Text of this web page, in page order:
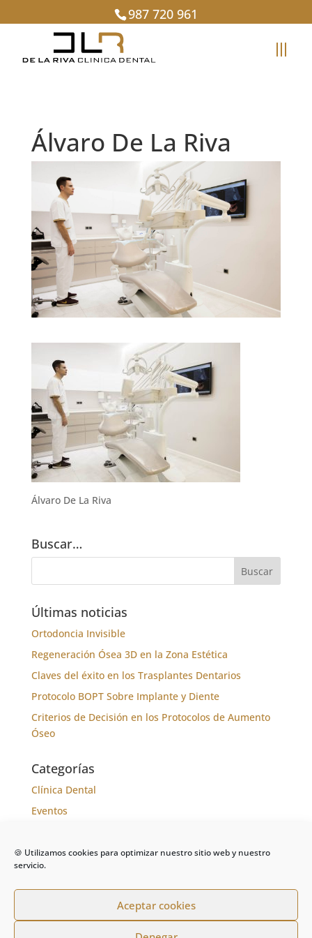
🍪 Utilizamos cookies para optimizar nuestro sitio web y nuestro
servicio.
Aceptar cookies
987 720 961
Álvaro De La Riva
Álvaro De La Riva
Buscar…
Últimas noticias
Ortodoncia Invisible
Regeneración Ósea 3D en la Zona Estética
Claves del éxito en los Trasplantes Dentarios
Protocolo BOPT Sobre Implante y Diente
Criterios de Decisión en los Protocolos de Aumento
Óseo
Categorías
Clínica Dental
Eventos
Noticias